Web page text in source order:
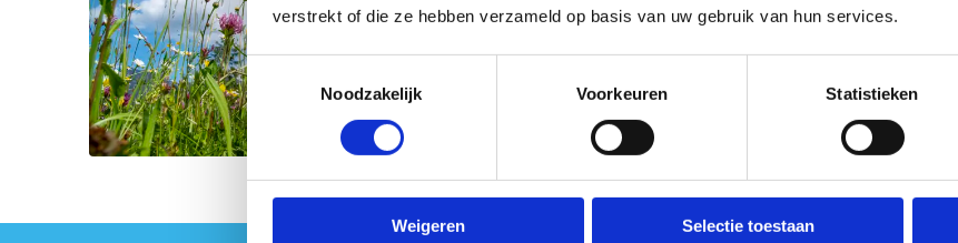
verstrekt of die ze hebben verzameld op basis van uw gebruik van hun services.
Toestemmingsselectie
Noodzakelijk
Voorkeuren Statistieken
Weigeren Selectie toestaan